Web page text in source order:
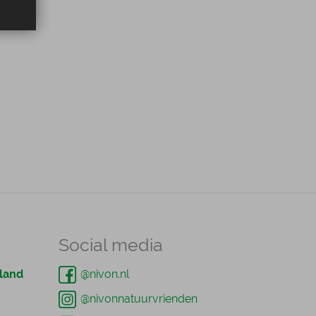
Social media
@nivon.nl
@nivonnatuurvrienden